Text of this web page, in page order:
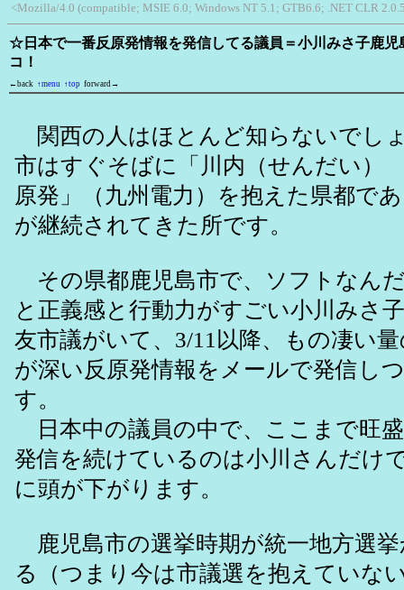
<Mozilla/4.0 (compatible; MSIE 6.0; Windows NT 5.1; GTB6.6; .NET CLR
☆日本で一番反原発情報を発信してる議員＝小川みさ子鹿児
コ！
←back ↑menu ↑top forward→
関西の人はほとんど知らないでし
市はすぐそばに「川内（せんだい）
原発」（九州電力）を抱えた県都で
が継続されてきた所です。
その県都鹿児島市で、ソフトなん
と正義感と行動力がすごい小川みさ
友市議がいて、3/11以降、もの凄い
が深い反原発情報をメールで発信し
す。
日本中の議員の中で、ここまで旺
発信を続けているのは小川さんだけ
に頭が下がります。
鹿児島市の選挙時期が統一地方選
る（つまり今は市議選を抱えていな